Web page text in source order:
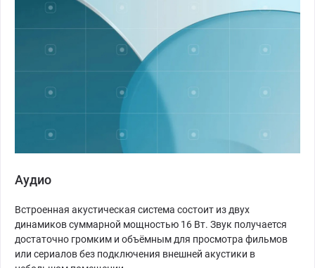
Аудио
Встроенная акустическая система состоит из двух
динамиков суммарной мощностью 16 Вт. Звук получается
достаточно громким и объёмным для просмотра фильмов
или сериалов без подключения внешней акустики в